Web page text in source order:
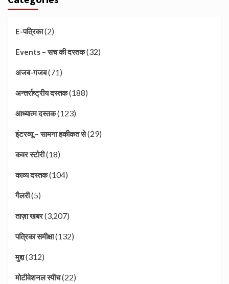
E-पत्रिका(2)
Events – सच की दस्तक(32)
अजब-गजब(71)
अन्तर्राष्ट्रीय दस्तक(188)
आध्यात्म दस्तक(123)
इंटरव्यू – सामना हकीकत से(29)
कवर स्टोरी(18)
काव्य दस्तक(104)
गैलरी(5)
ताज़ा खबर(3,207)
पत्रिका समीक्षा(132)
मुद्दा(312)
मोटीवेशनल स्पीच(22)